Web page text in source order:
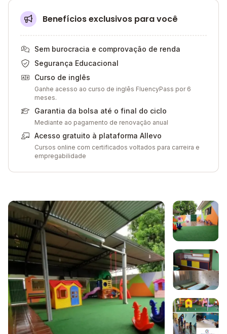
Benefícios exclusivos para você
Sem burocracia e comprovação de renda
Segurança Educacional
Curso de inglês
Ganhe acesso ao curso de inglês FluencyPass por 6
meses.
Garantia da bolsa até o final do ciclo
Mediante ao pagamento de renovação anual
Acesso gratuito à plataforma Allevo
Cursos online com certificados voltados para carreira e
empregabilidade
Galeria de imagem
Imagem 1
Imagem 2